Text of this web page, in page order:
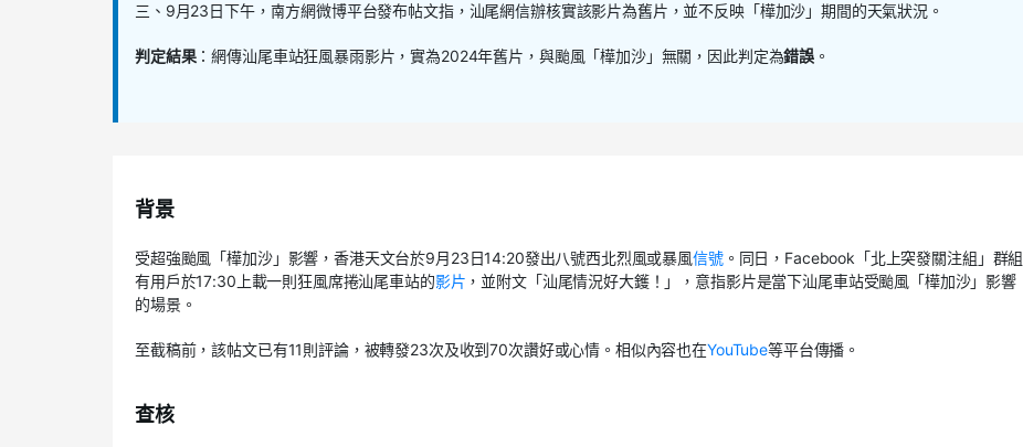
三、9月23日下午，南方網微博平台發布帖文指，汕尾網信辦核實該影片為舊片，並不反映「樺加沙」期間的天氣狀況。
判定結果：網傳汕尾車站狂風暴雨影片，實為2024年舊片，與颱風「樺加沙」無關，因此判定為錯誤 。
背景
受超強颱風「樺加沙」影響，香港天文台於9月23日14:20發出八號西北烈風或暴風信號。同日，Facebook「北上突發關注組」群組
有用戶於17:30上載一則狂風席捲汕尾車站的影片 ，並附文「汕尾情況好大鑊！」，意指影片是當下汕尾車站受颱風「樺加沙」影響
的場景。
至截稿前，該帖文已有11則評論，被轉發23次及收到70次讚好或心情。相似內容也在YouTube等平台傳播。
查核